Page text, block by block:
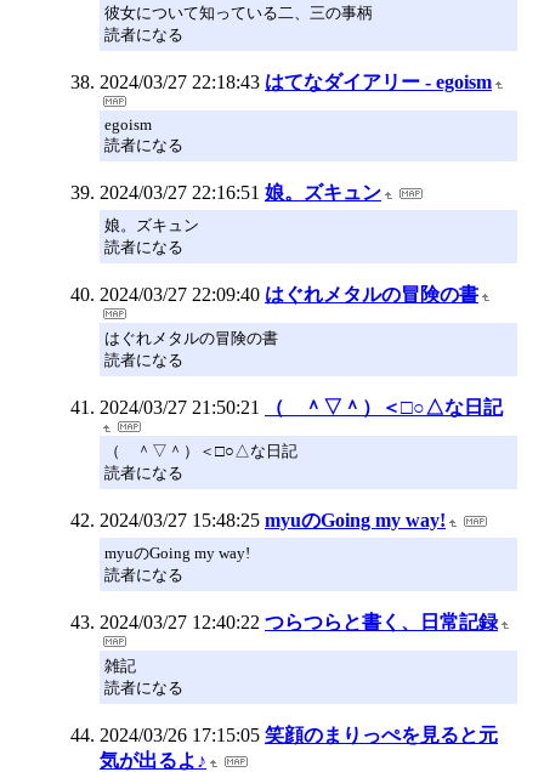
彼女について知っている二、三の事柄
読者になる
2024/03/27 22:18:43 はてなダイアリー - egoism
egoism
読者になる
2024/03/27 22:16:51 娘。ズキュン
娘。ズキュン
読者になる
2024/03/27 22:09:40 はぐれメタルの冒険の書
はぐれメタルの冒険の書
読者になる
2024/03/27 21:50:21 （ ＾▽＾）＜□○△な日記
（ ＾▽＾）＜□○△な日記
読者になる
2024/03/27 15:48:25 myuのGoing my way!
myuのGoing my way!
読者になる
2024/03/27 12:40:22 つらつらと書く、日常記録
雑記
読者になる
2024/03/26 17:15:05 笑顔のまりっぺを見ると元
気が出るよ♪